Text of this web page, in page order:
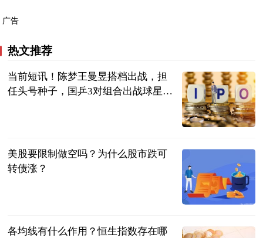
广告
热文推荐
当前短讯！陈梦王曼昱搭档出战，担
任头号种子，国乒3对组合出战球星
美股要限制做空吗？为什么股市跌可
转债涨？
各均线有什么作用？恒生指数存在哪